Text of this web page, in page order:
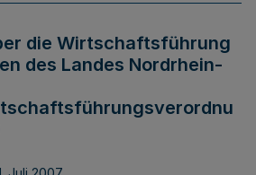
die Wirtschaftsführung
des Landes Nordrhein-